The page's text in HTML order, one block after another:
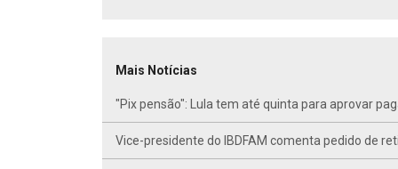
Mais Notícias
"Pix pensão": Lula tem até quinta para aprovar
Vice-presidente do IBDFAM comenta pedido de